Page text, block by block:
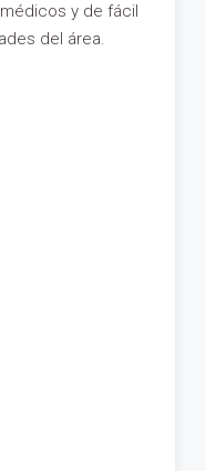
y de fácil
del área.